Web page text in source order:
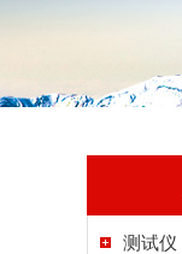
测试仪